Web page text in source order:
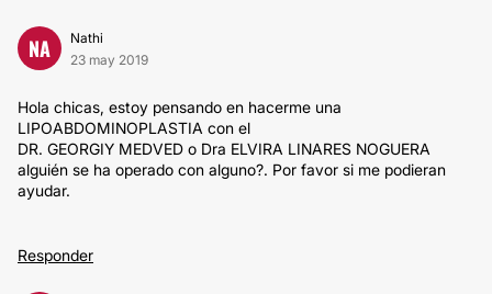
NA
Nathi
23 may 2019
Hola chicas, estoy pensando en hacerme una
LIPOABDOMINOPLASTIA con el
DR. GEORGIY MEDVED o Dra ELVIRA LINARES NOGUERA
alguién se ha operado con alguno?. Por favor si me podieran
ayudar.
Responder